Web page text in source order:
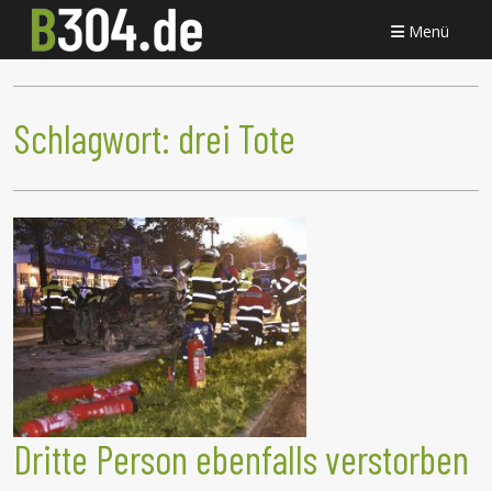
Menü
Schlagwort: drei Tote
Dritte Person ebenfalls verstorben